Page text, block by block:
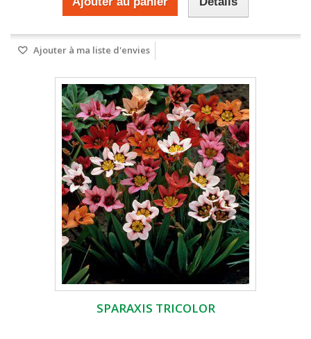
Ajouter à ma liste d'envies
SPARAXIS TRICOLOR